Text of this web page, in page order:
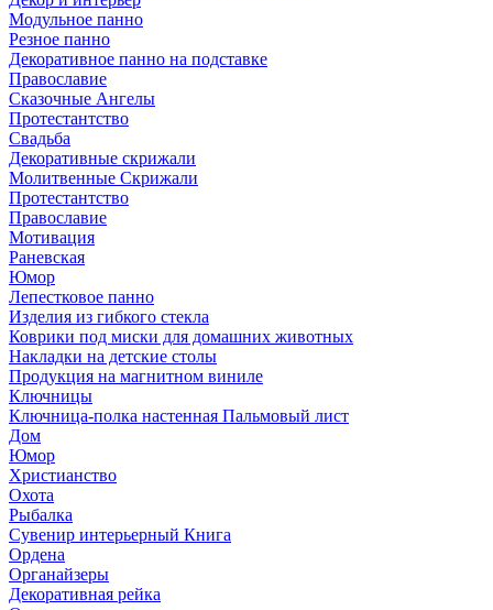
Модульное панно
Резное панно
Декоративное панно на подставке
Православие
Сказочные Ангелы
Протестантство
Свадьба
Декоративные скрижали
Молитвенные Скрижали
Протестантство
Православие
Мотивация
Раневская
Юмор
Лепестковое панно
Изделия из гибкого стекла
Коврики под миски для домашних животных
Накладки на детские столы
Продукция на магнитном виниле
Ключницы
Ключница-полка настенная Пальмовый лист
Дом
Юмор
Христианство
Охота
Рыбалка
Сувенир интерьерный Книга
Ордена
Органайзеры
Декоративная рейка